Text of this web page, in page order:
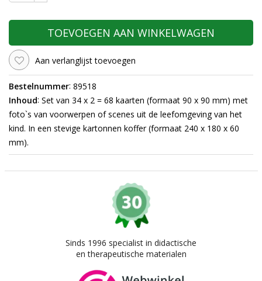
TOEVOEGEN AAN WINKELWAGEN
Aan verlanglijst toevoegen
Bestelnummer: 89518
Inhoud: Set van 34 x 2 = 68 kaarten (formaat 90 x 90 mm) met
foto`s van voorwerpen of scenes uit de leefomgeving van het
kind. In een stevige kartonnen koffer (formaat 240 x 180 x 60
mm).
Sinds 1996 specialist in didactische
en therapeutische materialen